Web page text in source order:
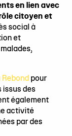
en lien avec
citoyen et
social à
et
Rebond pour
issus des
également
activité
par des